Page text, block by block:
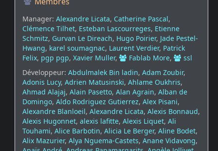
Manager: Alexandre Licata, Catherine Pascal,
Clémence Tilhet, Esteban Lascourreges, Etienne
Schmitz, Gurvan Le Direach, Hugo Poirier, Jade Pestel-
Hwang, karel soumagnac, Laurent Verdier, Patrick
Felix, pgp pgp, Xavier Muller, Fablab More,
ssl
Développeur: Abdulmalek Bin ladin, Adam Zoubir,
Adonis Lucy, Adrien Matusinski, Ahlame Oukhris,
Ahmad Alajaj, Alain Pasetto, Alan Agrain, Alban de
Domingo, Aldo Rodriguez Gutierrez, Alex Pisani,
Alexandre Blanloeil, Alexandre Licata, Alexis Bonnaud,
Alexis Hugonnet, alexis lafitte, Alexis Liquet, Ali
Touhami, Alice Barbotin, Alicia Le Berger, Aline Bodet,
Alix Mazurier, Alya Nguema-Castets, Anane Vidavong,